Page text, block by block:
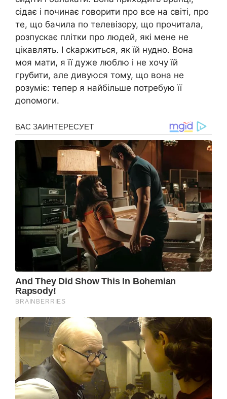
сідає і починає говорити про все на світі, про
те, що бачила по телевізору, що прочитала,
розпускає плітки про людей, які мене не
цікавлять. І сkаржиться, як їй нудно. Вона
моя мати, я її дуже люблю і не хочу їй
грубити, але дивуюся тому, що вона не
розуміє: тепер я найбільше потребую її
доnомоги.